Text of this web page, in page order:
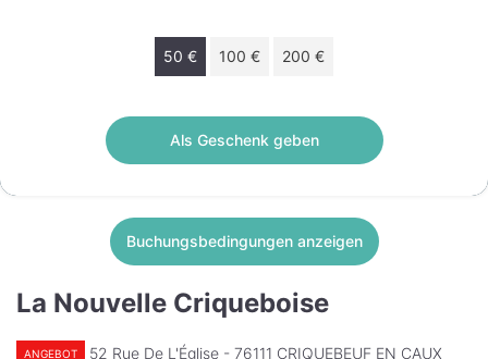
50 € 100 € 200 €
Als Geschenk geben
Buchungsbedingungen anzeigen
La Nouvelle Criqueboise
ANGEBOT 52 Rue De L'Église - 76111 CRIQUEBEUF EN CAUX